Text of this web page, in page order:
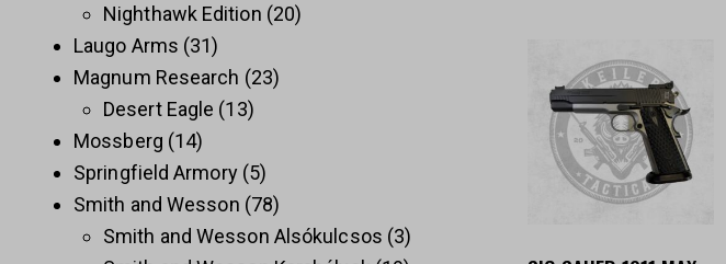
Nighthawk Edition 20
Laugo Arms 31
Magnum Research 23
Desert Eagle 13
Mossberg 14
Springfield Armory 5
Smith and Wesson 78
Smith and Wesson Alsókulcsos 3